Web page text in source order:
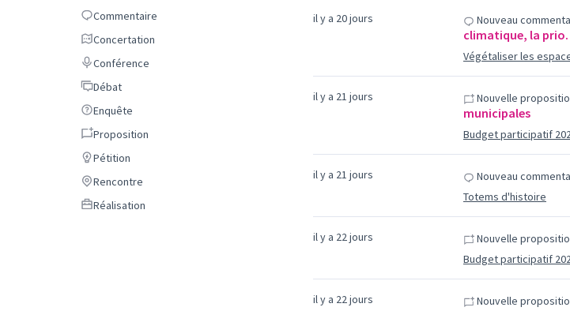
Commentaire
Commentaire
Concertation
Concertation
Conférence
Conférence
DébatDébat
Enquête
Enquête
Proposition
Proposition
Pétition
Pétition
Rencontre
Rencontre
Réalisation
Réalisation
il y a 20 jours Nouveau
climatique, la
Végétaliser les
il y a 21 jours Nouvelle
municipales
Budget participatif
il y a 21 jours Nouveau
Totems d'histoire
il y a 22 jours Nouvelle
Budget participatif
il y a 22 jours Nouvelle